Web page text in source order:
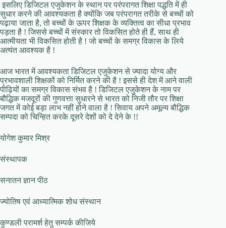
इसलिए डिजिटल एजुकेशन के स्थान पर परंपरागत शिक्षा पद्धति में ही
सुधार करने की आवश्यकता है क्योंकि जब परंपरागत तरीके से बच्चों को
पढ़ाया जाता है, तो बच्चों के ऊपर शिक्षक के व्यक्तित्व का सीधा प्रभाव
पड़ता है ! जिससे बच्चों में संस्कार तो विकसित होते ही हैं, साथ ही
आत्मीयता भी विकसित होती है ! जो बच्चों के समग्र विकास के लिये
अत्यंत आवश्यक है !
आज भारत में आवश्यकता डिजिटल एजुकेशन से ज्यादा योग्य और
प्रभावशाली शिक्षकों को निर्मित करने की है ! इससे ही देश में आने वाली
पीढ़ियों का समग्र विकास संभव है ! डिजिटल एजुकेशन के नाम पर
बौद्धिक मजदूरों की गुणवत्ता सुधारने से भारत को निजी तौर पर शिक्षा
जगत में कोई बड़ा लाभ नहीं होने वाला है ! सिवाय अपने अमूल्य बौद्धिक
सम्पदा को चिन्हित करके दूसरे देशों को दे देने के !!
योगेश कुमार मिश्र
संस्थापक
सनातन ज्ञान पीठ
ज्योतिष एवं आध्यात्मिक शोध संस्थान
कुण्डली परामर्श हेतु सम्पर्क कीजिये